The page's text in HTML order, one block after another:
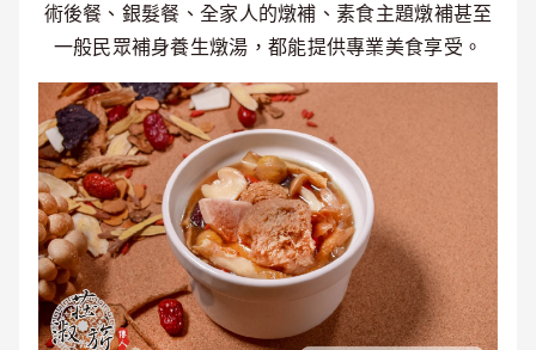
術後餐、銀髮餐、全家人的燉補、素食主題燉補甚至
一般民眾補身養生燉湯，都能提供專業美食享受。